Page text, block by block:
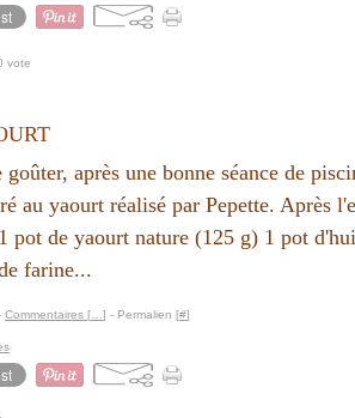
vote
après une bonne séance de
au yaourt réalisé par Pepette. Après
pot de yaourt nature (125 g) 1 pot
farine...
Commentaires [ ] - Permalien [#]